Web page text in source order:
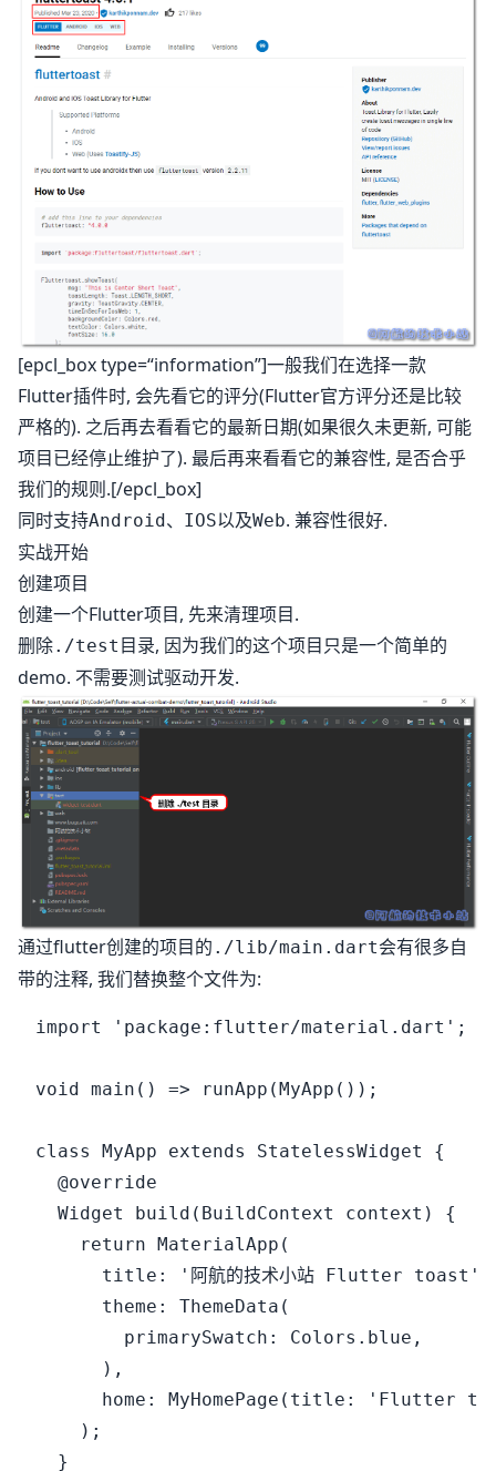
[epcl_box type=“information”]一般我们在选择一款
Flutter插件时, 会先看它的评分(Flutter官方评分还是比较
严格的). 之后再去看看它的最新日期(如果很久未更新, 可能
项目已经停止维护了). 最后再来看看它的兼容性, 是否合乎
我们的规则.[/epcl_box]
同时支持Android、 IOS以及Web. 兼容性很好.
实战开始
创建项目
创建一个Flutter项目, 先来清理项目.
删除./test 目录, 因为我们的这个项目只是一个简单的
demo. 不需要测试驱动开发.
通过flutter创建的项目的 ./lib/main.dart会有很多自
带的注释, 我们替换整个文件为:
import 'package:flutter/material.dart';
void main() => runApp(MyApp());
class MyApp extends StatelessWidget {
  @override
  Widget build(BuildContext context) {
    return MaterialApp(
      title: '阿航的技术小站 Flutter toast',
      theme: ThemeData(
        primarySwatch: Colors.blue,
      ),
home: MyHomePage(title: 'Flutter
    );
  }